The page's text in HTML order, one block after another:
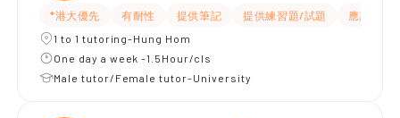
*港大優先 有耐性 提供筆記 提供練習題/試題
應試策略
1 to 1 tutoring-Hung Hom
One day a week -1.5Hour/cls
Male tutor/Female tutor-University